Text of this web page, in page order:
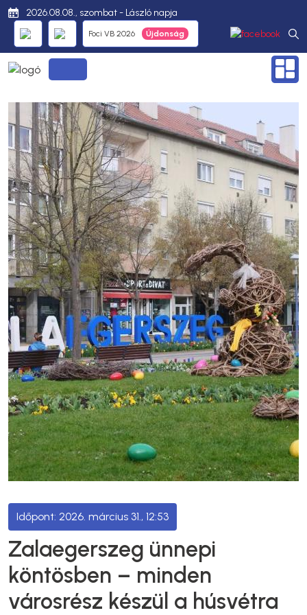
2026.08.08., szombat - László napja
Foci VB 2026
2026. március 31., 12:53
Zalaegerszeg ünnepi
köntösben – minden
városrész készül a húsvétra